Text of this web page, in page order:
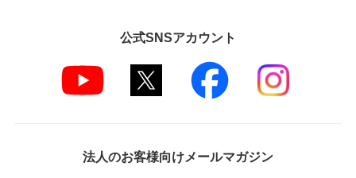
公式SNSアカウント
法人のお客様向けメールマガジン